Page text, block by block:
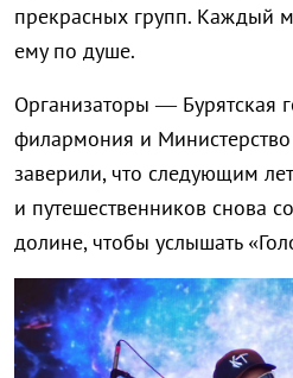
прекрасных групп. Каждый
ему по душе.
Организаторы — Бурятская
филармония и
заверили, что следующим
и путешественников снова
долине, чтобы услышать